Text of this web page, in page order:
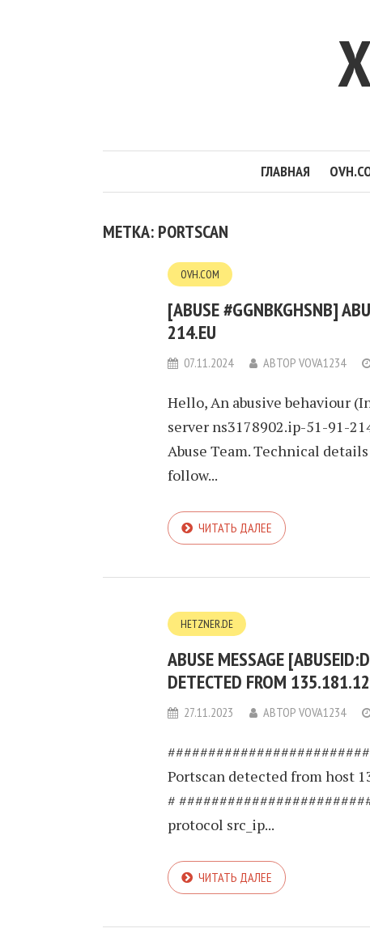
ГЛАВНАЯ
МЕТКА: PORTSCAN
OVH.COM
[ABUSE #GGNBKGHSNB]
214.EU
07.11.2024 АВТОР VOVA1234
Hello, An abusive behaviour
server ns3178902.ip-51-91-
Abuse Team. Technical
follow...
ЧИТАТЬ ДАЛЕЕ
HETZNER.DE
ABUSE MESSAGE
DETECTED FROM
27.11.2023 АВТОР VOVA1234
Portscan detected from host
#
protocol src_ip...
ЧИТАТЬ ДАЛЕЕ